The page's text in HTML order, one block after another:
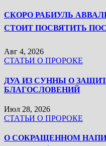
СКОРО РАБИУЛЬ
Авг 4, 2026
СТАТЬИ О ПРОРОКЕ
ДУА ИЗ СУННЫ О
БЛАГОСЛОВЕНИЙ
Июл 28, 2026
СТАТЬИ О ПРОРОКЕ
О СОКРАЩЕННОМ